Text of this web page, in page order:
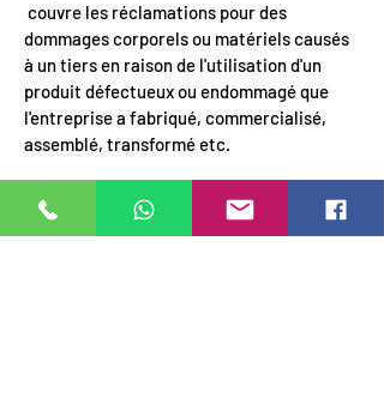
couvre les réclamations pour des
dommages corporels ou matériels causés
à un tiers en raison de l'utilisation d'un
produit défectueux ou endommagé que
l'entreprise a fabriqué, commercialisé,
assemblé, transformé etc.
Cotisations employeurs / employés
–
Obligatoires depuis une dizaine d'années,